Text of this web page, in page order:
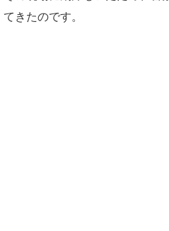
てきたのです。